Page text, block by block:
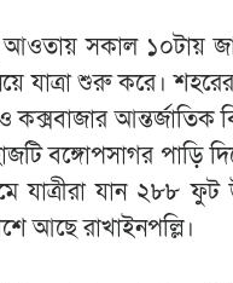
সকাল ১০টায়
যাত্রা শুরু করে।
কক্সবাজার আন্তর্জাতিক
বঙ্গোপসাগর পাড়ি
যাত্রীরা যান ২৮৮ ফুট
আছে রাখাইনপল্লি।